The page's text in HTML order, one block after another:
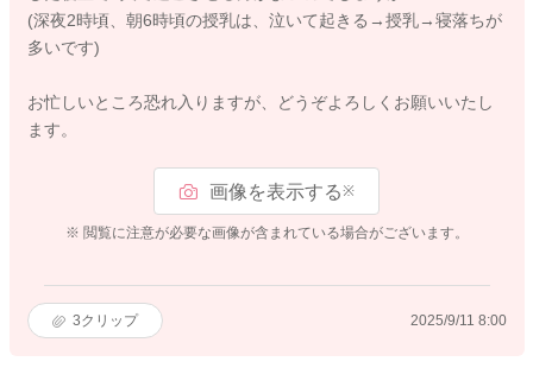
(深夜2時頃、朝6時頃の授乳は、泣いて起きる→授乳→寝落ちが
多いです)
お忙しいところ恐れ入りますが、どうぞよろしくお願いいたし
ます。
画像を表示する※
※ 閲覧に注意が必要な画像が含まれている場合がございます。
3クリップ 2025/9/11 8:00